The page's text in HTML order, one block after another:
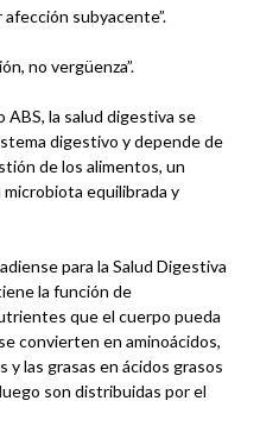
subyacente”.
no vergüenza”.
la salud digestiva se
digestivo y depende de
de los alimentos, un
equilibrada y
para la Salud Digestiva
la función de
que el cuerpo pueda
convierten en aminoácidos,
y las grasas en ácidos grasos
son distribuidas por el